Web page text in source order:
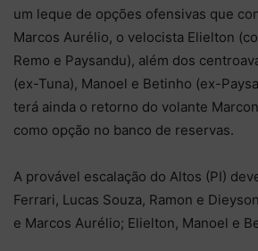
um leque de opções ofensivas que
Marcos Aurélio, o velocista Elielton
Remo e Paysandu), além dos
(ex-Tuna), Manoel e Betinho (ex-
terá ainda o retorno do volante
como opção no banco de reservas.
A provável escalação do Altos (PI)
Ferrari, Lucas Souza, Ramon e
e Marcos Aurélio; Elielton, Manoel e